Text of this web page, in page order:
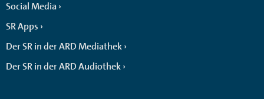
Social Media
SR Apps
Der SR in der ARD Mediathek
Der SR in der ARD Audiothek